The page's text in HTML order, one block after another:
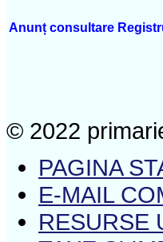
Anunț consultare
© 2022
PAGINA
E-MAIL
RESURSE